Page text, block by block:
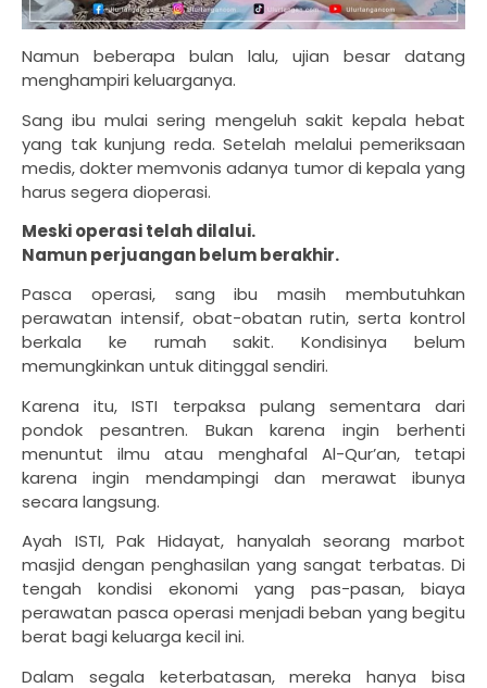
Namun beberapa bulan lalu, ujian besar datang
menghampiri keluarganya.
Sang ibu mulai sering mengeluh sakit kepala hebat
yang tak kunjung reda. Setelah melalui pemeriksaan
medis, dokter memvonis adanya tumor di kepala yang
harus segera dioperasi.
Meski operasi telah dilalui.
Namun perjuangan belum berakhir.
Pasca operasi, sang ibu masih membutuhkan
perawatan intensif, obat-obatan rutin, serta kontrol
berkala ke rumah sakit. Kondisinya belum
memungkinkan untuk ditinggal sendiri.
Karena itu, ISTI terpaksa pulang sementara dari
pondok pesantren. Bukan karena ingin berhenti
menuntut ilmu atau menghafal Al-Qur’an, tetapi
karena ingin mendampingi dan merawat ibunya
secara langsung.
Ayah ISTI, Pak Hidayat, hanyalah seorang marbot
masjid dengan penghasilan yang sangat terbatas. Di
tengah kondisi ekonomi yang pas-pasan, biaya
perawatan pasca operasi menjadi beban yang begitu
berat bagi keluarga kecil ini.
Dalam segala keterbatasan, mereka hanya bisa